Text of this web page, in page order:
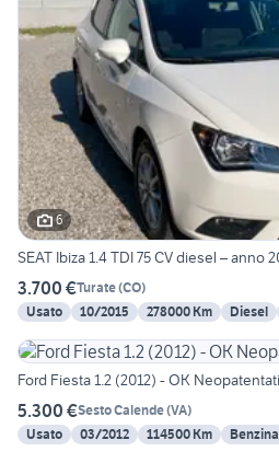
6
SEAT Ibiza 1.4 TDI 75 CV diesel – anno
3.700 €Turate(CO)
Usato
10/2015 278000 Km Diesel
Ford Fiesta 1.2 (2012) - OK Neopatentati
5.300 €Sesto Calende(VA)
Usato
03/2012 114500 Km Benzina